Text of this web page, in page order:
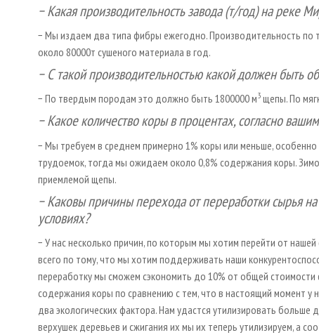
− Какая производительность завода (т/год) на реке
− Мы издаем два типа фибры ежегодно. Производительность по
около 80000т сушеного материала в год.
− С такой производительностью какой должен быть
− По твердым породам это должно быть 1800000 м3 щепы. По
− Какое количество коры в процентах, согласно
− Мы требуем в среднем примерно 1% коры или меньше,
трудоемок, тогда мы ожидаем около 0,8% содержания коры.
приемлемой щепы.
− Каковы причины перехода от переработки сырья
условиях?
− У нас несколько причин, по которым мы хотим перейти от
всего по тому, что мы хотим поддерживать наши
переработку мы сможем сэкономить до 10% от общей
содержания коры по сравнению с тем, что в настоящий момент у
два экологических фактора. Нам удастся утилизировать
верхушек деревьев и сжигания их мы их теперь утилизируем, а